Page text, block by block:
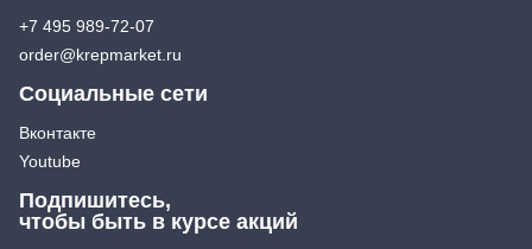
+7 495 989-72-07
order@krepmarket.ru
Социальные сети
Вконтакте
Youtube
Подпишитесь,
чтобы быть в курсе акций